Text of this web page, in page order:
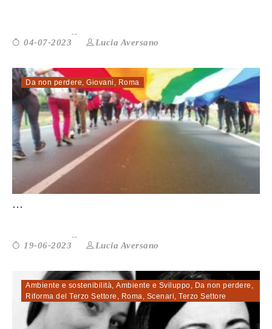
04-07-2023 Lucia Aversano
Da non perdere, Giovani , Roma
SERVIZIO CIVILE UNIVERSALE: LE SFIDE
...
19-06-2023 Lucia Aversano
Ambiente e sostenibilità, Ambiente e Sviluppo, Da non perdere ,
Riforma del Terzo Settore , Roma, Scenari, Terzo Settore